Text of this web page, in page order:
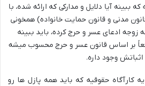
ببینه آیا دلایل و مدارکی که ارائه شده، با
مدنی و قانون حمایت خانواده) همخونی
زوجه ادعای عسر و حرج کرده، باید ببینه
بر اساس قانون عسر و حرج محسوب میشه
اثباتش وجود داره.
کارآگاه حقوقیه که باید همه پازل ها رو